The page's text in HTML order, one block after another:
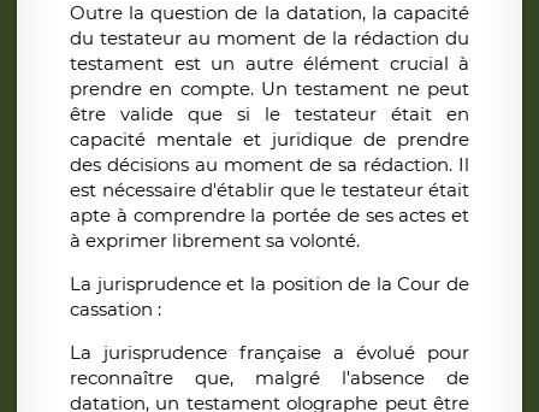
Outre la question de la datation, la capacité
du testateur au moment de la rédaction du
testament est un autre élément crucial à
prendre en compte. Un testament ne peut
être valide que si le testateur était en
capacité mentale et juridique de prendre
des décisions au moment de sa rédaction. Il
est nécessaire d'établir que le testateur était
apte à comprendre la portée de ses actes et
à exprimer librement sa volonté.
La jurisprudence et la position de la Cour de
cassation :
La jurisprudence française a évolué pour
reconnaître que, malgré l'absence de
datation, un testament olographe peut être